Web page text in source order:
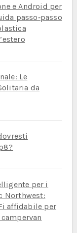
e Android per
passo‑passo
Le
da
per i
Northwest:
affidabile per